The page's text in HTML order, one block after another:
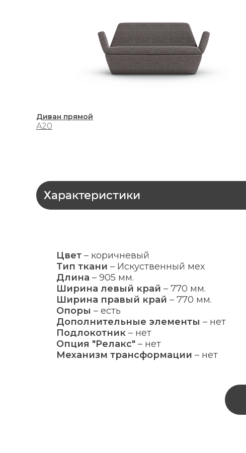
Диван прямой
A20
Характеристики
Цвет – коричневый
Тип ткани – Искуственный мех
Длина – 905 мм.
Ширина левый край – 770 мм.
Ширина правый край – 770 мм.
Опоры – есть
Дополнительные элементы – нет
Подлокотник – нет
Опция "Релакс" – нет
Механизм трансформации – нет